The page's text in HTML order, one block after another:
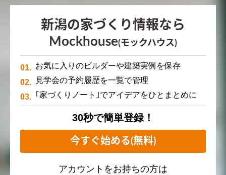
新潟の家づくり情報なら
Mockhouse(モックハウス)
お気に入りのビルダーや建築実例を保存
見学会の予約履歴を一覧で管理
｢家づくりノート｣でアイデアをひとまとめに
30秒で簡単登録！
今すぐ始める(無料)
アカウントをお持ちの方は